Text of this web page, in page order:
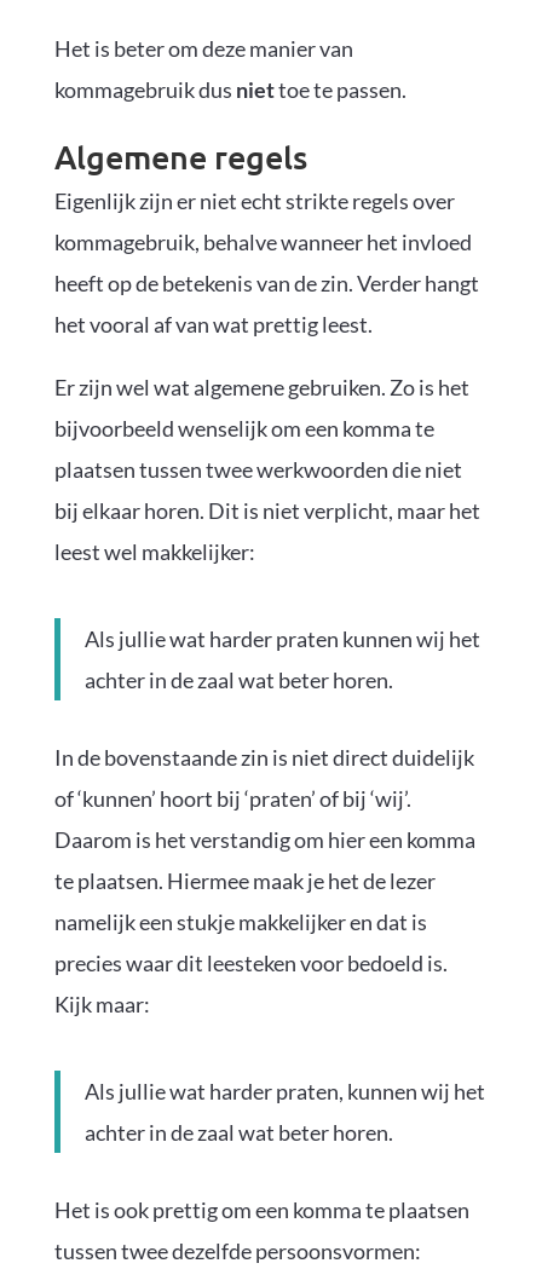
Het is beter om deze manier van
kommagebruik dus niettoe te passen.
Algemene regels
Eigenlijk zijn er niet echt strikte regels over
kommagebruik, behalve wanneer het invloed
heeft op de betekenis van de zin. Verder hangt
het vooral af van wat prettig leest.
Er zijn wel wat algemene gebruiken. Zo is het
bijvoorbeeld wenselijk om een komma te
plaatsen tussen twee werkwoorden die niet
bij elkaar horen. Dit is niet verplicht, maar het
leest wel makkelijker:
Als jullie wat harder praten kunnen wij het
achter in de zaal wat beter horen.
In de bovenstaande zin is niet direct duidelijk
of ‘kunnen’ hoort bij ‘praten’ of bij ‘wij’.
Daarom is het verstandig om hier een komma
te plaatsen. Hiermee maak je het de lezer
namelijk een stukje makkelijker en dat is
precies waar dit leesteken voor bedoeld is.
Kijk maar:
Als jullie wat harder praten, kunnen wij het
achter in de zaal wat beter horen.
Het is ook prettig om een komma te plaatsen
tussen twee dezelfde persoonsvormen: